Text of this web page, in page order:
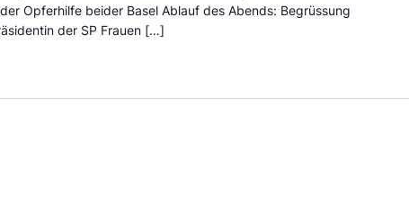
Opferhilfe beider Basel Ablauf des Abends: Begrüssung
der SP Frauen […]